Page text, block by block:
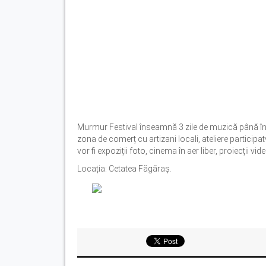
Murmur Festival înseamnă 3 zile de muzică până
zona de comerț cu artizani locali, ateliere
vor fi expoziții foto, cinema în aer liber, proiecții
Locația: Cetatea Făgăraș.